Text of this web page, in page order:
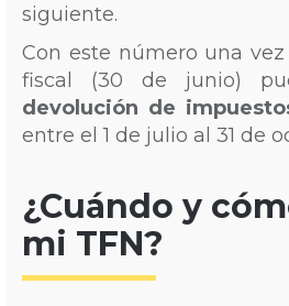
siguiente.
Con este número una
fiscal (30 de junio)
devolución de
entre el 1 de julio al 31 de
¿Cuándo y
mi TFN?